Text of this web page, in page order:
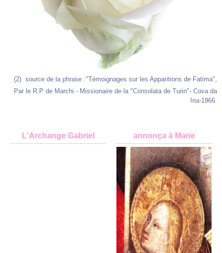
(2) source de la phrase :"Témoignages sur les Apparitions de Fatima",
Par le R.P de Marchi - Missionaire de la "Consolata de Turin"- Cova da
Iria-1966.
L'Archange Gabriel annonça à Marie